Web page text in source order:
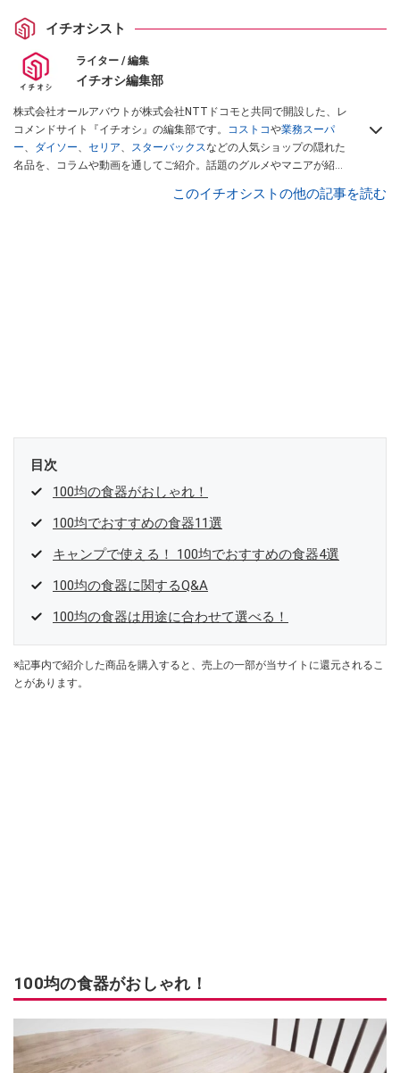
イチオシスト
ライター / 編集
イチオシ編集部
株式会社オールアバウトが株式会社NTTドコモと共同で開設した、レ
コメンドサイト『イチオシ』の編集部です。 コストコや業務スーパ
ー、 ダイソー、 セリア、 スターバックスなどの人気ショップの隠れた
名品を、コラムや動画を通してご紹介。話題のグルメやマニアが紹介
インフルエンサーが実際に使用してレビューしています。毎日トレン
このイチオシストの他の記事を読む
目次
100均の食器がおしゃれ！
100均でおすすめの食器11選
キャンプで使える！ 100均でおすすめの食器4選
100均の食器に関するQ&A
100均の食器は用途に合わせて選べる！
※記事内で紹介した商品を購入すると、売上の一部が当サイトに還元されるこ
とがあります。
100均の食器がおしゃれ！